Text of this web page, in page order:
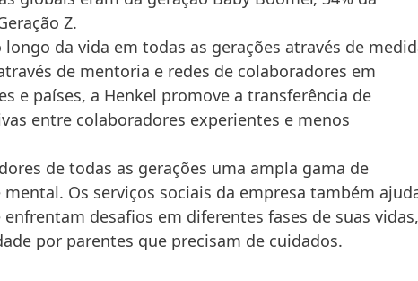
Z.
da vida em todas as gerações através de
de mentoria e redes de colaboradores em
e países, a Henkel promove a transferência de
entre colaboradores experientes e menos
de todas as gerações uma ampla gama de
Os serviços sociais da empresa também
desafios em diferentes fases de suas vidas,
por parentes que precisam de cuidados.